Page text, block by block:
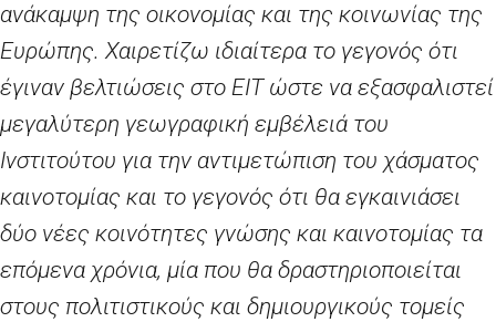
ανάκαμψη της οικονομίας και της κοινωνίας της
Ευρώπης. Χαιρετίζω ιδιαίτερα το γεγονός ότι
έγιναν βελτιώσεις στο ΕΙΤ ώστε να εξασφαλιστεί
μεγαλύτερη γεωγραφική εμβέλειά του
Ινστιτούτου για την αντιμετώπιση του χάσματος
καινοτομίας και το γεγονός ότι θα εγκαινιάσει
δύο νέες κοινότητες γνώσης και καινοτομίας τα
επόμενα χρόνια, μία που θα δραστηριοποιείται
στους πολιτιστικούς και δημιουργικούς τομείς